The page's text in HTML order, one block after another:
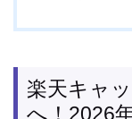
楽天キャ
へ！2026